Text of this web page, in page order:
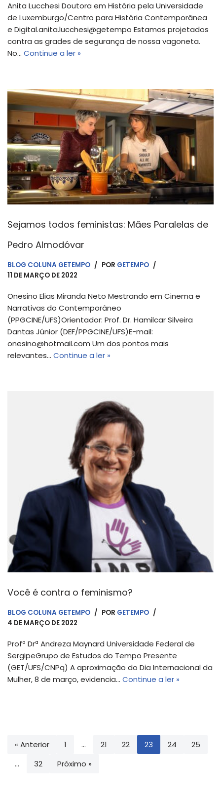
Anita Lucchesi Doutora em História pela Universidade
de Luxemburgo/Centro para História Contemporânea
e Digital.anita.lucchesi@getempo Estamos projetados
contra as grades de segurança de nossa vagoneta.
No… Continue a ler »
Sejamos todos feministas: Mães Paralelas de
Pedro Almodóvar
BLOG COLUNA GETEMPO POR GETEMPO
11 DE MARÇO DE 2022
Onesino Elias Miranda Neto Mestrando em Cinema e
Narrativas do Contemporâneo
(PPGCINE/UFS)Orientador: Prof. Dr. Hamilcar Silveira
Dantas Júnior (DEF/PPGCINE/UFS)E-mail:
onesino@hotmail.com Um dos pontos mais
relevantes… Continue a ler »
Você é contra o feminismo?
BLOG COLUNA GETEMPO POR GETEMPO
4 DE MARÇO DE 2022
Profª Drª Andreza Maynard Universidade Federal de
SergipeGrupo de Estudos do Tempo Presente
(GET/UFS/CNPq) A aproximação do Dia Internacional da
Mulher, 8 de março, evidencia… Continue a ler »
« Anterior 1 … 21 22 23 24
25
…
32 Próximo »